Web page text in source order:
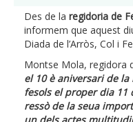
Des de la regidoria de
informem que aquest
Diada de l’Arròs, Col i
Montse Mola, regidora
el 10 è aniversari de la
fesols el proper dia 11
ressò de la seua